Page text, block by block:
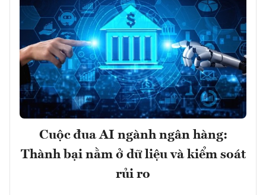
Cuộc đua AI ngành ngân hàng:
Thành bại nằm ở dữ liệu và kiểm soát
rủi ro